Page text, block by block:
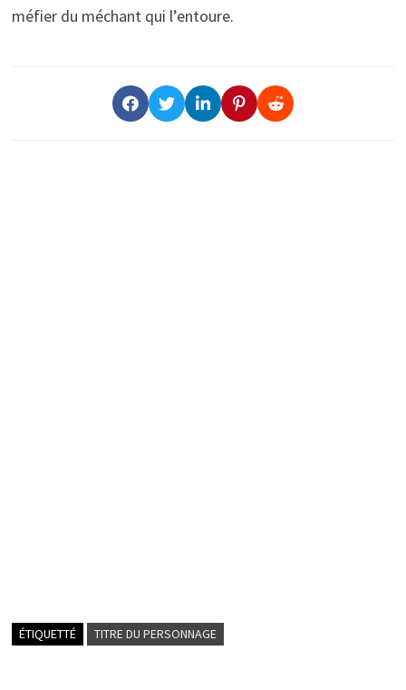
méfier du méchant qui l’entoure.
ÉTIQUETTÉ TITRE DU PERSONNAGE